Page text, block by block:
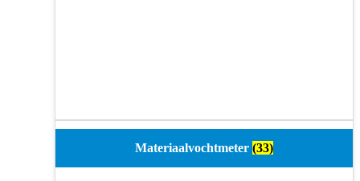
Materiaalvochtmeter (33)